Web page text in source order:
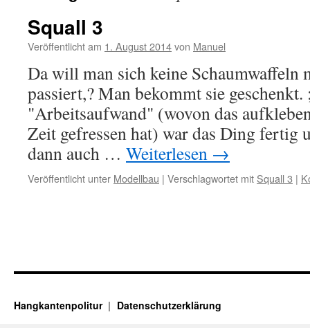
Squall 3
Veröffentlicht am 1. August 2014von Manuel
Da will man sich keine Schaumwaffeln
passiert,? Man bekommt sie
"Arbeitsaufwand" (wovon das
Zeit gefressen hat) war das Ding fertig
dann auch … Weiterlesen →
Veröffentlicht unter Modellbau | Verschlagwortet mit Squall 3 |
Hangkantenpolitur Datenschutzerklärung